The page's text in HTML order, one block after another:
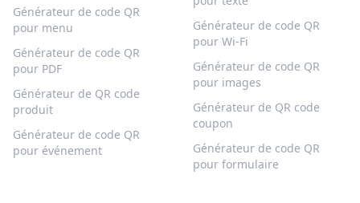
Générateur de code QR
pour menu
Générateur de code QR
pour PDF
Générateur de QR code
produit
Générateur de code QR
pour événement
Générateur de code QR
pour Wi-Fi
Générateur de code QR
pour images
Générateur de QR code
coupon
Générateur de code QR
pour formulaire